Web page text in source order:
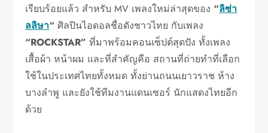
เรียบร้อยแล้ว สำหรับ MV เพลงใหม่ล่าสุดของ “ลิซ่า
ลลิษา“ ศิลปินไอดอลชื่อดังชาวไทย กับเพลง
“ROCKSTAR” ที่มาพร้อมคอนเซ็ปต์สุดปัง ทั้งเพลง
เสื้อผ้า หน้าผม และที่สำคัญคือ สถานที่ถ่ายทำที่เลือก
ใช้ในประเทศไทยทั้งหมด ทั้งย่านถนนเยาวราช ห้าง
บางลำพู และยังใช้ทีมงานแดนเซอร์ นักแสดงไทยอีก
ด้วย